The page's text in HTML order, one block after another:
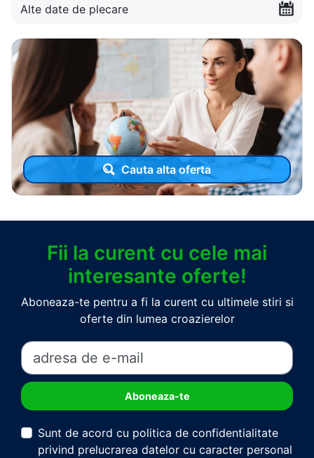
Alte date de plecare
Cauta alta oferta
Fii la curent cu cele mai
interesante oferte!
Aboneaza-te pentru a fi la curent cu ultimele stiri si
oferte din lumea croazierelor
Sunt de acord cu politica de confidentialitate
privind prelucrarea datelor cu caracter personal